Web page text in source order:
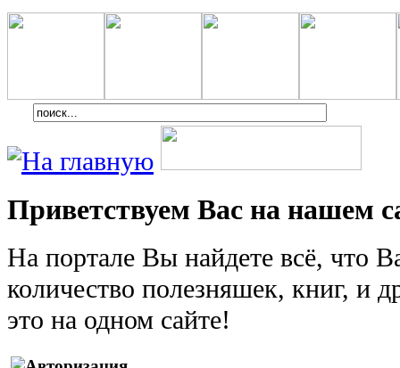
Приветствуем Вас на нашем
На портале Вы найдете всё, что
количество полезняшек, книг, и
это на одном сайте!